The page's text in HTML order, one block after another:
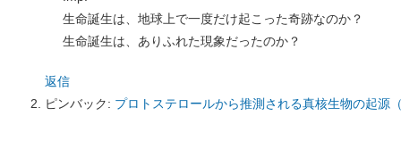
生命誕生は、地球上で一度だけ起こった奇跡なのか？
生命誕生は、ありふれた現象だったのか？
返信
ピンバック: プロトステロールから推測される真核生物の起源